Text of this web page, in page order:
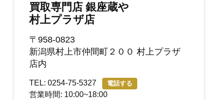
買取専門店 銀座蔵や
村上プラザ店
〒958-0823
新潟県村上市仲間町２００ 村上プラザ
店内
TEL: 0254-75-5327 電話する
営業時間: 10:00~18:00